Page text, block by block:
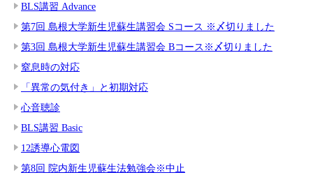
BLS講習 Advance
第7回 島根大学新生児蘇生講習会 Sコース ※〆切りました
第3回 島根大学新生児蘇生講習会 Bコース※〆切りました
窒息時の対応
「異常の気付き」と初期対応
心音聴診
BLS講習 Basic
12誘導心電図
第8回 院内新生児蘇生法勉強会※中止